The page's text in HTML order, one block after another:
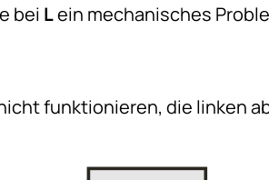
bei Lein mechanisches
funktionieren, die linken